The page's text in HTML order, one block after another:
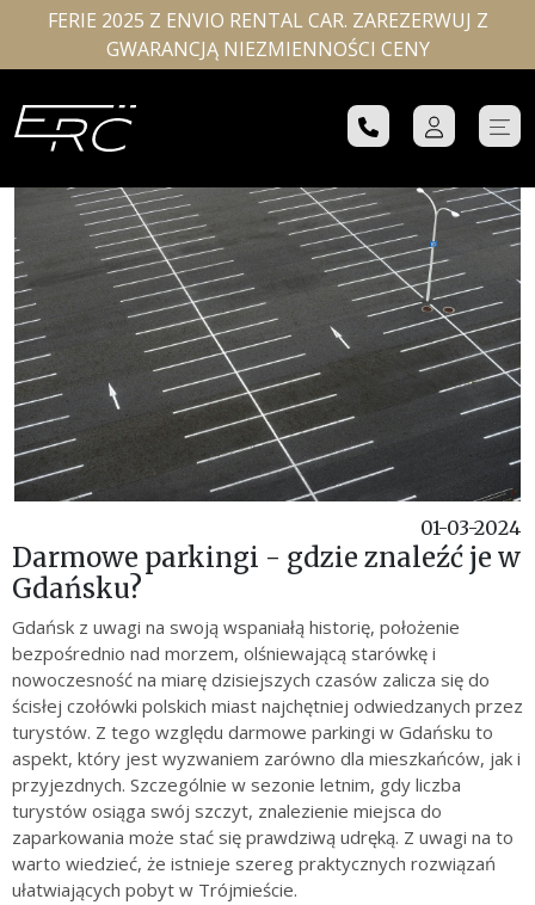
FERIE 2025 Z ENVIO RENTAL CAR. ZAREZERWUJ Z
GWARANCJĄ NIEZMIENNOŚCI CENY
01-03-2024
Darmowe parkingi - gdzie znaleźć je w
Gdańsku?
Gdańsk z uwagi na swoją wspaniałą historię, położenie
bezpośrednio nad morzem, olśniewającą starówkę i
nowoczesność na miarę dzisiejszych czasów zalicza się do
ścisłej czołówki polskich miast najchętniej odwiedzanych przez
turystów. Z tego względu darmowe parkingi w Gdańsku to
aspekt, który jest wyzwaniem zarówno dla mieszkańców, jak i
przyjezdnych. Szczególnie w sezonie letnim, gdy liczba
turystów osiąga swój szczyt, znalezienie miejsca do
zaparkowania może stać się prawdziwą udręką. Z uwagi na to
warto wiedzieć, że istnieje szereg praktycznych rozwiązań
ułatwiających pobyt w Trójmieście.